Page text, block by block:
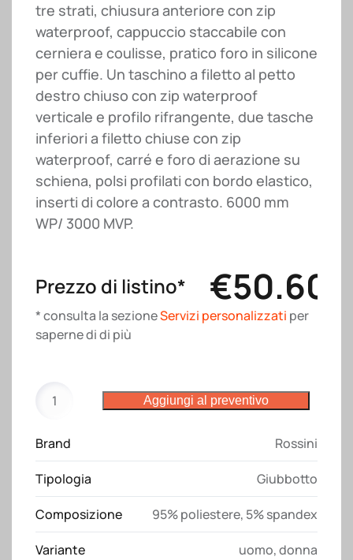
tre strati, chiusura anteriore con zip
waterproof, cappuccio staccabile con
cerniera e coulisse, pratico foro in silicone
per cuffie. Un taschino a filetto al petto
destro chiuso con zip waterproof
verticale e profilo rifrangente, due tasche
inferiori a filetto chiuse con zip
waterproof, carré e foro di aerazione su
schiena, polsi profilati con bordo elastico,
inserti di colore a contrasto. 6000 mm
WP/ 3000 MVP.
Prezzo di listino* €50.60
* consulta la sezioneServizi personalizzati per
saperne di di più
Smarty
quantità
Aggiungi al preventivo
Brand Rossini
Tipologia Giubbotto
Composizione 95% poliestere, 5% spandex
Variante uomo,donna